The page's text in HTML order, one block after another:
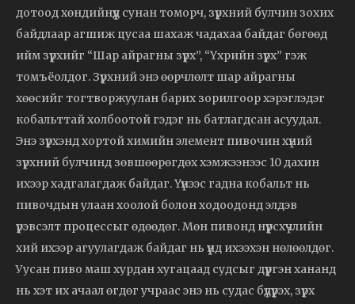
дотоод хөндийнүүд сунан томорч, зүрхний булчин зохих
байдлаар агшиж цусаа шахаж чадахаа байдаг бөгөөд
ийм зүрхийг “Шар айрагны зүрх”, “Үхрийн зүрх” гэж
томъёолдог. Зүрхний энэ өөрчлөлт шар айрагны
хөөсийг тогтворжуулан барих зорилгоор хэрэглэдэг
кобальттай холбоотой гэдэг нь батлагдсан асуудал.
Энэ зүрхэнд хортой химийн элемент пивочин хүний
зүрхний булчинд зөвшөөрөгдөх хэмжээнээс 10 дахин
ихээр хадгалагдаж байдаг. Үүнээс гадна кобальт нь
пивочдын улаан хоолой болон ходоодонд элдэв
үрэвсэлт процессыг өдөөдөг. Мөн пивонд нүүрсхүчлийн
хий ихээр агуулагдаж байдаг нь үүнд ихээхэн нөлөөлдөг.
Уусан пиво маш хурдан хугацаад судсыг дүүргэн хананд
нь хэт их ачаал өгдөг учраас энэ нь судас бүдүүрэх, зүрх